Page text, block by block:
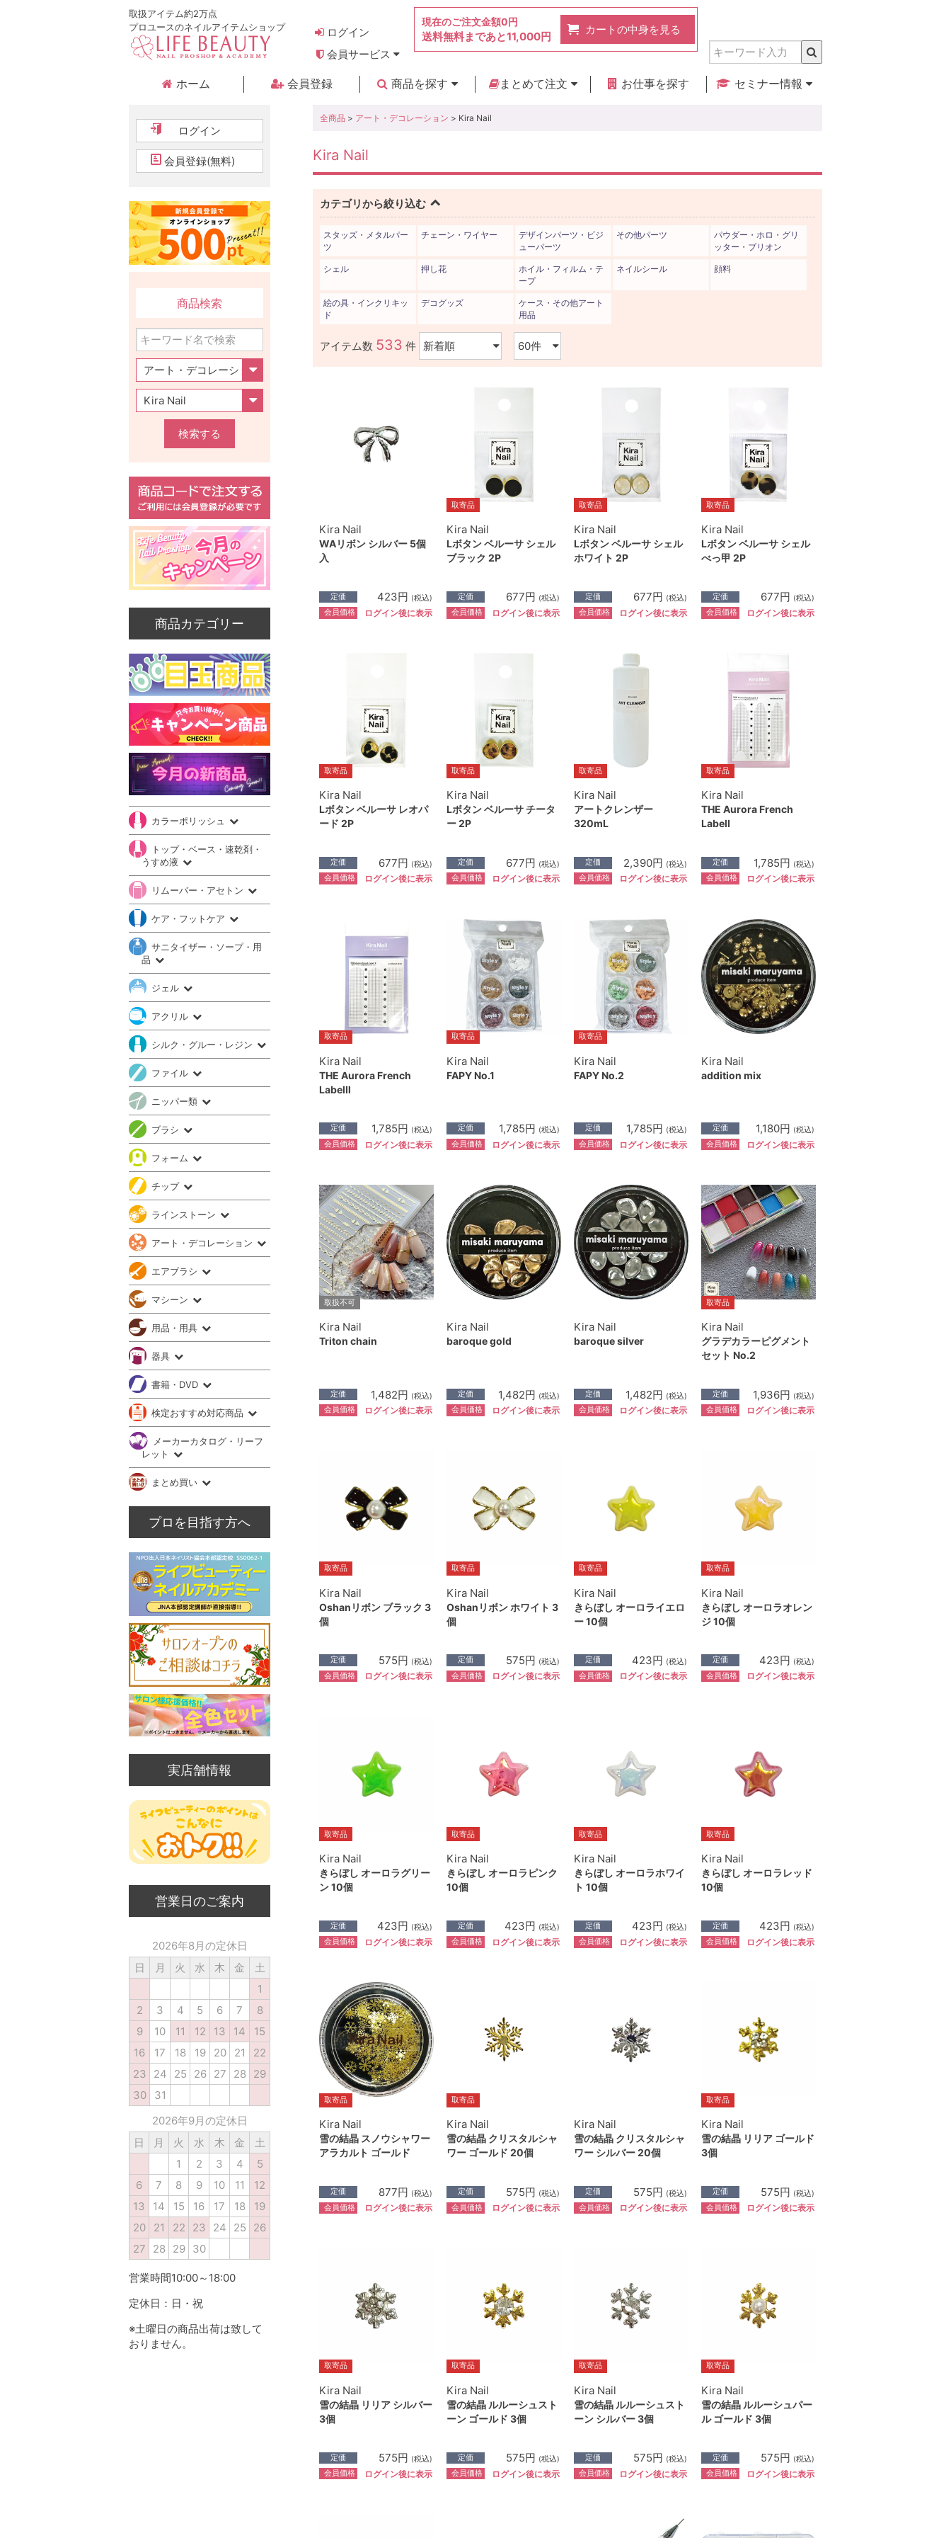
取扱アイテム約2万点
プロユースのネイルアイテムショップ
ログイン
会員サービス
現在のご注文金額0円
送料無料まであと11,000円
カートの中身を見る
ホーム 会員登録
商品を探す
まとめて注文
お仕事を探す
セミナー情報
全商品 > アート・デコレーション > Kira Nail
Kira Nail
カテゴリから絞り込む
スタッズ・メタルパー
ツ
チェーン・ワイヤー
デザインパーツ・ビジ
ューパーツ
その他パーツ
パウダー・ホロ・グリ
ッター・ブリオン
シェル 押し花
ホイル・フィルム・テ
ープ
ネイルシール 顔料
絵の具・インクリキッ
ド
デコグッズ
ケース・その他アート
用品
アイテム数 533 件
Kira Nail
WAリボン シルバー 5個
入
定価 423円 (税込)
会員価格 ログイン後に表示
取寄品
Kira Nail
Lボタン ベルーサ シェル
ブラック 2P
定価 677円 (税込)
会員価格 ログイン後に表示
取寄品
Kira Nail
Lボタン ベルーサ シェル
ホワイト 2P
定価 677円 (税込)
会員価格 ログイン後に表示
取寄品
Kira Nail
Lボタン ベルーサ シェル
べっ甲 2P
定価 677円 (税込)
会員価格 ログイン後に表示
取寄品
Kira Nail
Lボタン ベルーサ レオパ
ード 2P
定価 677円 (税込)
会員価格 ログイン後に表示
取寄品
Kira Nail
Lボタン ベルーサ チータ
ー 2P
定価 677円 (税込)
会員価格 ログイン後に表示
取寄品
Kira Nail
アートクレンザー
320mL
定価 2,390円 (税込)
会員価格 ログイン後に表示
取寄品
Kira Nail
THE Aurora French
LabelⅠ
定価 1,785円 (税込)
会員価格 ログイン後に表示
取寄品
Kira Nail
THE Aurora French
LabelⅡ
定価 1,785円 (税込)
会員価格 ログイン後に表示
取寄品
Kira Nail
FAPY No.1
定価 1,785円 (税込)
会員価格 ログイン後に表示
取寄品
Kira Nail
FAPY No.2
定価 1,785円 (税込)
会員価格 ログイン後に表示
Kira Nail
addition mix
定価 1,180円 (税込)
会員価格 ログイン後に表示
取扱不可
Kira Nail
Triton chain
定価 1,482円 (税込)
会員価格 ログイン後に表示
Kira Nail
baroque gold
定価 1,482円 (税込)
会員価格 ログイン後に表示
Kira Nail
baroque silver
定価 1,482円 (税込)
会員価格 ログイン後に表示
取寄品
Kira Nail
グラデカラーピグメント
セット No.2
定価 1,936円 (税込)
会員価格 ログイン後に表示
取寄品
Kira Nail
Oshanリボン ブラック 3
個
定価 575円 (税込)
会員価格 ログイン後に表示
取寄品
Kira Nail
Oshanリボン ホワイト 3
個
定価 575円 (税込)
会員価格 ログイン後に表示
取寄品
Kira Nail
きらぼし オーロライエロ
ー 10個
定価 423円 (税込)
会員価格 ログイン後に表示
取寄品
Kira Nail
きらぼし オーロラオレン
ジ 10個
定価 423円 (税込)
会員価格 ログイン後に表示
取寄品
Kira Nail
きらぼし オーロラグリー
ン 10個
定価 423円 (税込)
会員価格 ログイン後に表示
取寄品
Kira Nail
きらぼし オーロラピンク
10個
定価 423円 (税込)
会員価格 ログイン後に表示
取寄品
Kira Nail
きらぼし オーロラホワイ
ト 10個
定価 423円 (税込)
会員価格 ログイン後に表示
取寄品
Kira Nail
きらぼし オーロラレッド
10個
定価 423円 (税込)
会員価格 ログイン後に表示
取寄品
Kira Nail
雪の結晶 スノウシャワー
アラカルト ゴールド
定価 877円 (税込)
会員価格 ログイン後に表示
取寄品
Kira Nail
雪の結晶 クリスタルシャ
ワー ゴールド 20個
定価 575円 (税込)
会員価格 ログイン後に表示
Kira Nail
雪の結晶 クリスタルシャ
ワー シルバー 20個
定価 575円 (税込)
会員価格 ログイン後に表示
取寄品
Kira Nail
雪の結晶 リリア ゴールド
3個
定価 575円 (税込)
会員価格 ログイン後に表示
取寄品
Kira Nail
雪の結晶 リリア シルバー
3個
定価 575円 (税込)
会員価格 ログイン後に表示
取寄品
Kira Nail
雪の結晶 ルルーシュスト
ーン ゴールド 3個
定価 575円 (税込)
会員価格 ログイン後に表示
取寄品
Kira Nail
雪の結晶 ルルーシュスト
ーン シルバー 3個
定価 575円 (税込)
会員価格 ログイン後に表示
取寄品
Kira Nail
雪の結晶 ルルーシュパー
ル ゴールド 3個
定価 575円 (税込)
会員価格 ログイン後に表示
ログイン
会員登録(無料)
商品検索
検索する
商品カテゴリー
カラーポリッシュ
トップ・ベース・速乾剤・
うすめ液
リムーバー・アセトン
ケア・フットケア
サニタイザー・ソープ・用
品
ジェル
アクリル
シルク・グルー・レジン
ファイル
ニッパー類
ブラシ
フォーム
チップ
ラインストーン
アート・デコレーション
エアブラシ
マシーン
用品・用具
器具
書籍・DVD
検定おすすめ対応商品
メーカーカタログ・リーフ
レット
まとめ買い
プロを目指す方へ
実店舗情報
営業日のご案内
2026年8月の定休日
日
月 火 水 木 金
土
1
2
3 4 5 6 7
8
9
10 11 12 13 14
15
16
17 18 19 20 21
22
23
24 25 26 27 28
29
30
31
2026年9月の定休日
日
月 火 水 木 金
土
1
2 3 4
5
6
7 8 9 10 11
12
13
14 15 16 17 18
19
20
21 22 23 24 25
26
27
28 29 30
営業時間10:00～18:00
定休日：日・祝
※土曜日の商品出荷は致して
おりません。